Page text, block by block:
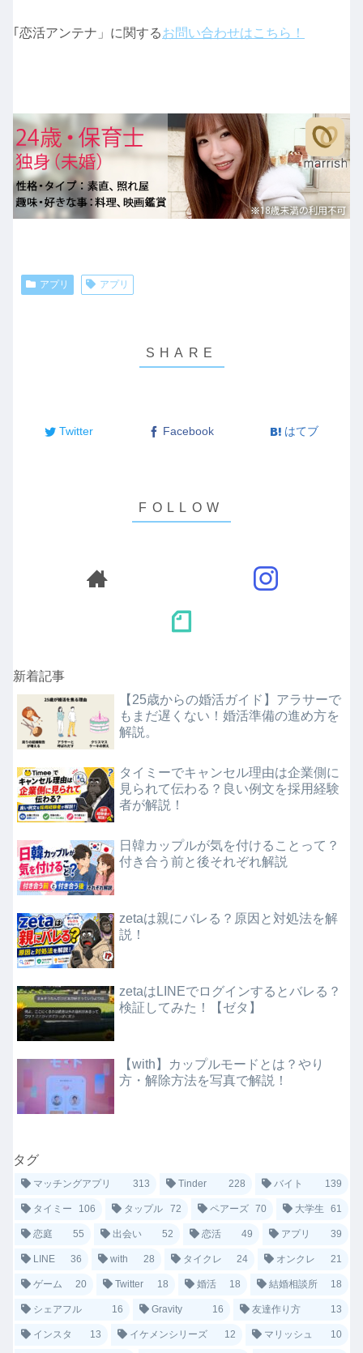
｢恋活アンテナ」に関するお問い合わせはこちら！
アプリ アプリ
Twitter Facebook はてブ
新着記事
【25歳からの婚活ガイド】アラサーで
もまだ遅くない！婚活準備の進め方を
解説。
タイミーでキャンセル理由は企業側に
見られて伝わる？良い例文を採用経験
者が解説！
日韓カップルが気を付けることって？
付き合う前と後それぞれ解説
zetaは親にバレる？原因と対処法を解
説！
zetaはLINEでログインするとバレる？
検証してみた！【ゼタ】
【with】カップルモードとは？やり
方・解除方法を写真で解説！
タグ
マッチングアプリ 313 Tinder 228 バイト 139
タイミー 106 タップル 72 ペアーズ 70 大学生 61
恋庭 55 出会い 52 恋活 49 アプリ 39
LINE 36 with 28 タイクレ 24 オンクレ 21
ゲーム 20 Twitter 18 婚活 18 結婚相談所 18
シェアフル 16 Gravity 16 友達作り方 13
インスタ 13 イケメンシリーズ 12 マリッシュ 10